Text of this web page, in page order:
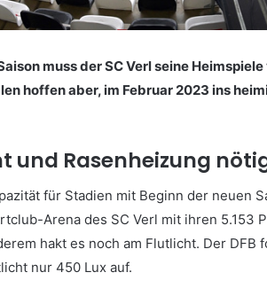
muss der SC Verl seine
hoffen aber, im Februar 2023 ins
und Rasenheizung
für Stadien mit Beginn der neuen
Arena des SC Verl mit ihren 5.153
hakt es noch am Flutlicht. Der DFB
nur 450 Lux auf.